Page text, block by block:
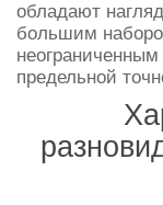
обладают
большим
предельной